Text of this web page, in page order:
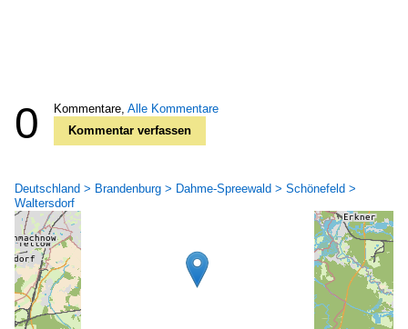
0 Kommentare, Alle Kommentare
Kommentar verfassen
Deutschland > Brandenburg > Dahme-Spreewald > Schönefeld >
Waltersdorf